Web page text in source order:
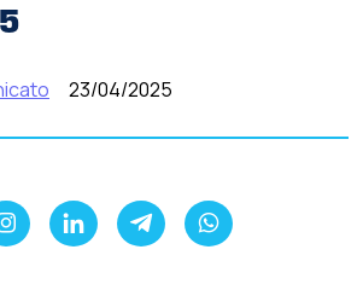
23/04/2025